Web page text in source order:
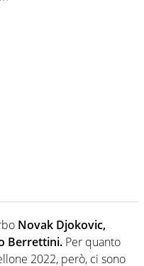
Novak Djokovic,
Berrettini. Per quanto
2022, però, ci sono